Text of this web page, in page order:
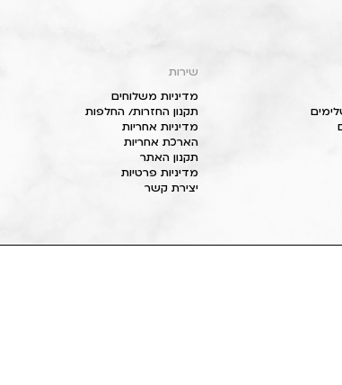
שירות
מדיניות משלוחים
תקנון החזרות/ החלפות
מדיניות אחריות
הארכת אחריות
תקנון האתר
מדיניות פרטיות
יצירת קשר